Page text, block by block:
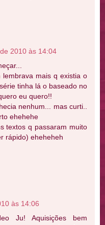
2010 às 14:04
lembrava mais q existia o
tinha lá o baseado no
eu quero!!
nenhum... mas curti..
ehehehe
textos q passaram muito
rápido) eheheheh
às 14:06
Ju! Aquisições bem